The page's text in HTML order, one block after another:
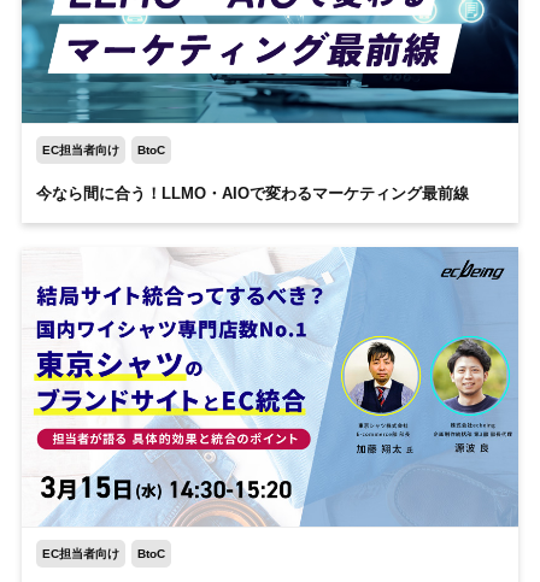
EC担当者向け BtoC
今なら間に合う！LLMO・AIOで変わるマーケティング最前線
EC担当者向け BtoC